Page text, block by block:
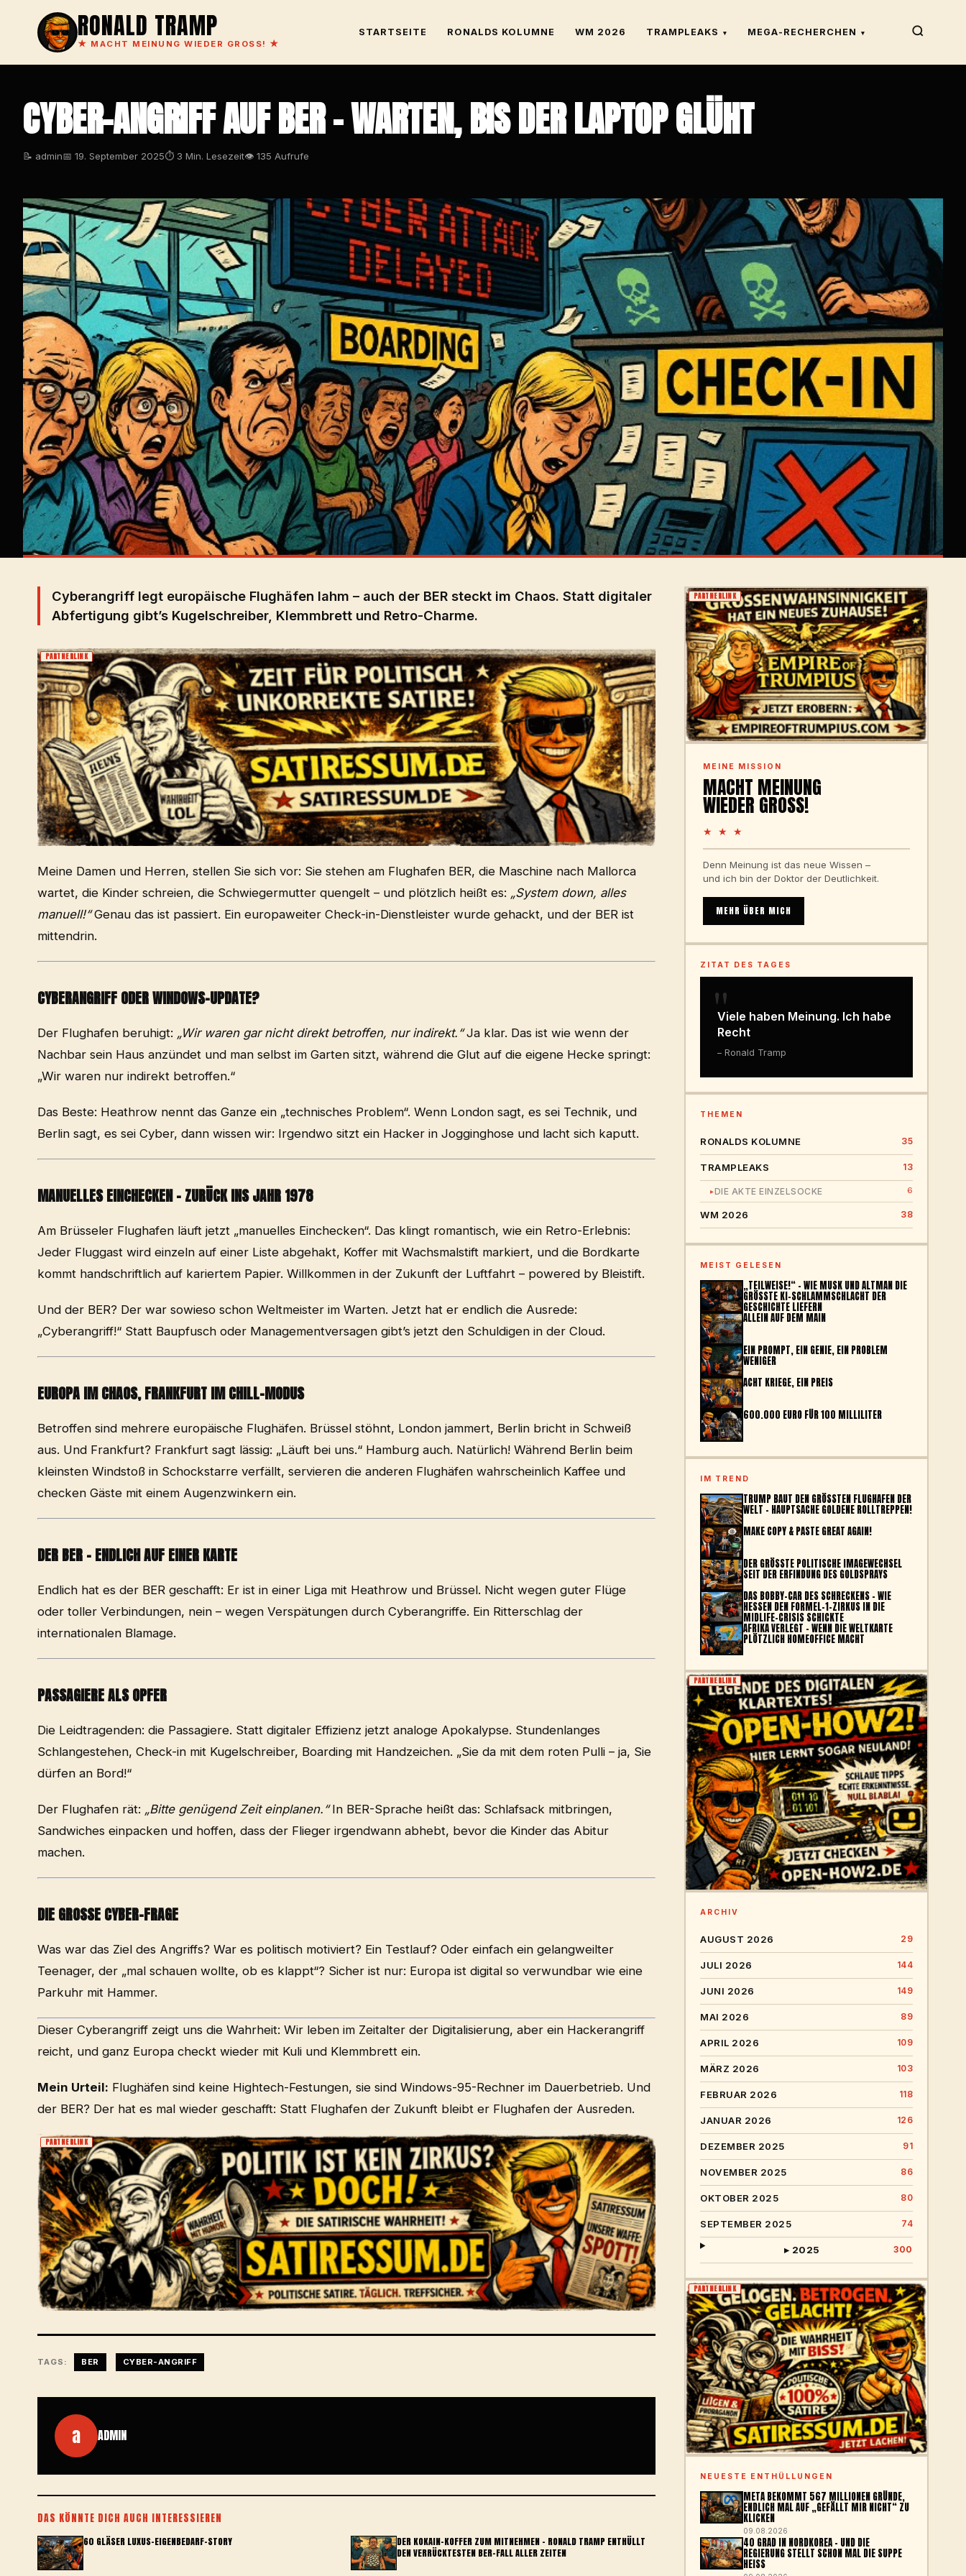
RONALD TRAMP
★ MACHT MEINUNG WIEDER GROSS! ★
STARTSEITE RONALDS KOLUMNE WM 2026 TRAMPLEAKS ▾ MEGA-RECHERCHEN ▾
CYBER-ANGRIFF AUF BER – WARTEN, BIS DER LAPTOP GLÜHT
📝 admin📅 19. September 2025⏱ 3 Min. Lesezeit👁 135 Aufrufe
Cyberangriff legt europäische Flughäfen lahm – auch der BER steckt im Chaos. Statt digitaler
Abfertigung gibt’s Kugelschreiber, Klemmbrett und Retro-Charme.
PARTNERLINK
Meine Damen und Herren, stellen Sie sich vor: Sie stehen am Flughafen BER, die Maschine nach Mallorca
wartet, die Kinder schreien, die Schwiegermutter quengelt – und plötzlich heißt es: „System down, alles
manuell!“Genau das ist passiert. Ein europaweiter Check-in-Dienstleister wurde gehackt, und der BER ist
mittendrin.
CYBERANGRIFF ODER WINDOWS-UPDATE?
Der Flughafen beruhigt: „Wir waren gar nicht direkt betroffen, nur indirekt.“Ja klar. Das ist wie wenn der
Nachbar sein Haus anzündet und man selbst im Garten sitzt, während die Glut auf die eigene Hecke springt:
„Wir waren nur indirekt betroffen.“
Das Beste: Heathrow nennt das Ganze ein „technisches Problem“. Wenn London sagt, es sei Technik, und
Berlin sagt, es sei Cyber, dann wissen wir: Irgendwo sitzt ein Hacker in Jogginghose und lacht sich kaputt.
MANUELLES EINCHECKEN – ZURÜCK INS JAHR 1978
Am Brüsseler Flughafen läuft jetzt „manuelles Einchecken“. Das klingt romantisch, wie ein Retro-Erlebnis:
Jeder Fluggast wird einzeln auf einer Liste abgehakt, Koffer mit Wachsmalstift markiert, und die Bordkarte
kommt handschriftlich auf kariertem Papier. Willkommen in der Zukunft der Luftfahrt – powered by Bleistift.
Und der BER? Der war sowieso schon Weltmeister im Warten. Jetzt hat er endlich die Ausrede:
„Cyberangriff!“ Statt Baupfusch oder Managementversagen gibt’s jetzt den Schuldigen in der Cloud.
EUROPA IM CHAOS, FRANKFURT IM CHILL-MODUS
Betroffen sind mehrere europäische Flughäfen. Brüssel stöhnt, London jammert, Berlin bricht in Schweiß
aus. Und Frankfurt? Frankfurt sagt lässig: „Läuft bei uns.“ Hamburg auch. Natürlich! Während Berlin beim
kleinsten Windstoß in Schockstarre verfällt, servieren die anderen Flughäfen wahrscheinlich Kaffee und
checken Gäste mit einem Augenzwinkern ein.
DER BER – ENDLICH AUF EINER KARTE
Endlich hat es der BER geschafft: Er ist in einer Liga mit Heathrow und Brüssel. Nicht wegen guter Flüge
oder toller Verbindungen, nein – wegen Verspätungen durch Cyberangriffe. Ein Ritterschlag der
internationalen Blamage.
PASSAGIERE ALS OPFER
Die Leidtragenden: die Passagiere. Statt digitaler Effizienz jetzt analoge Apokalypse. Stundenlanges
Schlangestehen, Check-in mit Kugelschreiber, Boarding mit Handzeichen. „Sie da mit dem roten Pulli – ja, Sie
dürfen an Bord!“
Der Flughafen rät: „Bitte genügend Zeit einplanen.“In BER-Sprache heißt das: Schlafsack mitbringen,
Sandwiches einpacken und hoffen, dass der Flieger irgendwann abhebt, bevor die Kinder das Abitur
machen.
DIE GROSSE CYBER-FRAGE
Was war das Ziel des Angriffs? War es politisch motiviert? Ein Testlauf? Oder einfach ein gelangweilter
Teenager, der „mal schauen wollte, ob es klappt“? Sicher ist nur: Europa ist digital so verwundbar wie eine
Parkuhr mit Hammer.
Dieser Cyberangriff zeigt uns die Wahrheit: Wir leben im Zeitalter der Digitalisierung, aber ein Hackerangriff
reicht, und ganz Europa checkt wieder mit Kuli und Klemmbrett ein.
Mein Urteil: Flughäfen sind keine Hightech-Festungen, sie sind Windows-95-Rechner im Dauerbetrieb. Und
der BER? Der hat es mal wieder geschafft: Statt Flughafen der Zukunft bleibt er Flughafen der Ausreden.
PARTNERLINK
TAGS: BER CYBER-ANGRIFF
a ADMIN
DAS KÖNNTE DICH AUCH INTERESSIEREN
60 GLÄSER LUXUS-EIGENBEDARF-STORY
DER KOKAIN-KOFFER ZUM MITNEHMEN – RONALD TRAMP ENTHÜLLT
DEN VERRÜCKTESTEN BER-FALL ALLER ZEITEN
PARTNERLINK
MEINE MISSION
MACHT MEINUNG
WIEDER GROSS!
★ ★ ★
Denn Meinung ist das neue Wissen –
und ich bin der Doktor der Deutlichkeit.
MEHR ÜBER MICH
ZITAT DES TAGES
"
Viele haben Meinung. Ich habe
Recht
– Ronald Tramp
THEMEN
RONALDS KOLUMNE 35
TRAMPLEAKS 13
▸DIE AKTE EINZELSOCKE 6
WM 2026 38
MEIST GELESEN
„TEILWEISE!“ – WIE MUSK UND ALTMAN DIE
GRÖSSTE KI-SCHLAMMSCHLACHT DER G
ESCHICHTE LIEFERN
ALLEIN AUF DEM MAIN
EIN PROMPT, EIN GENIE, EIN PROBLEM
WENIGER
ACHT KRIEGE, EIN PREIS
600.000 EURO FÜR 100 MILLILITER
IM TREND
TRUMP BAUT DEN GRÖSSTEN FLUGHAFEN DER W
ELT – HAUPTSACHE GOLDENE ROLLTREPPEN!
MAKE COPY & PASTE GREAT AGAIN!
DER GRÖSSTE POLITISCHE IMAGEWECHSEL S
EIT DER ERFINDUNG DES GOLDSPRAYS
DAS BOBBY-CAR DES SCHRECKENS – WIE
HESSEN DEN FORMEL-1-ZIRKUS IN DIE
MIDLIFE-CRISIS SCHICKTE
AFRIKA VERLEGT – WENN DIE WELTKARTE
PLÖTZLICH HOMEOFFICE MACHT
PARTNERLINK
ARCHIV
AUGUST 2026 29
JULI 2026 144
JUNI 2026 149
MAI 2026 89
APRIL 2026 109
MÄRZ 2026 103
FEBRUAR 2026 118
JANUAR 2026 126
DEZEMBER 2025 91
NOVEMBER 2025 86
OKTOBER 2025 80
SEPTEMBER 2025 74
▸ 2025 300
PARTNERLINK
NEUESTE ENTHÜLLUNGEN
META BEKOMMT 567 MILLIONEN GRÜNDE,
ENDLICH MAL AUF „GEFÄLLT MIR NICHT“ ZU
KLICKEN
09.08.2026
40 GRAD IN NORDKOREA – UND DIE
REGIERUNG STELLT SCHON MAL DIE SUPPE
HEISS